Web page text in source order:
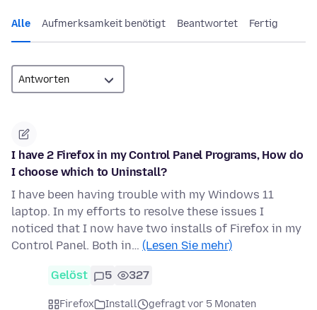
Alle Aufmerksamkeit benötigt Beantwortet Fertig
I have 2 Firefox in my Control Panel Programs, How do
I choose which to Uninstall?
I have been having trouble with my Windows 11
laptop. In my efforts to resolve these issues I
noticed that I now have two installs of Firefox in my
Control Panel. Both in… (Lesen Sie mehr)
Gelöst 5 327
Firefox Install
gefragt vor 5 Monaten